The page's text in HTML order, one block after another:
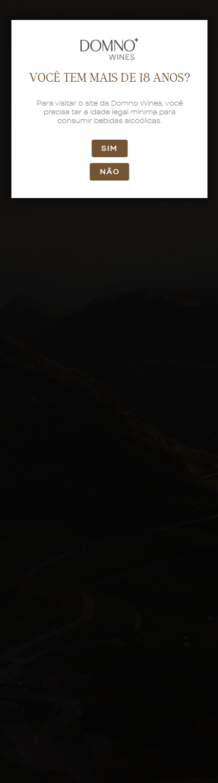
VOCÊ TEM MAIS DE 18 ANOS?
Para visitar o site da Domno Wines, você
precisa ter a idade legal mínima para
consumir bebidas alcoólicas.
SIM
NÃO